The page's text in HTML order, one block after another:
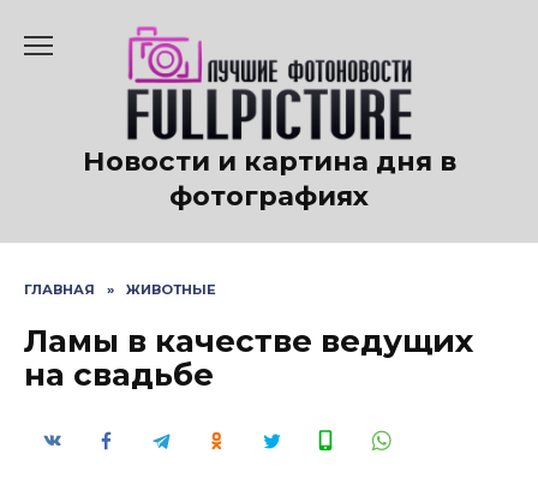
содержанию
Новости и картина дня в
фотографиях
ГЛАВНАЯ » ЖИВОТНЫЕ
Ламы в качестве ведущих
на свадьбе